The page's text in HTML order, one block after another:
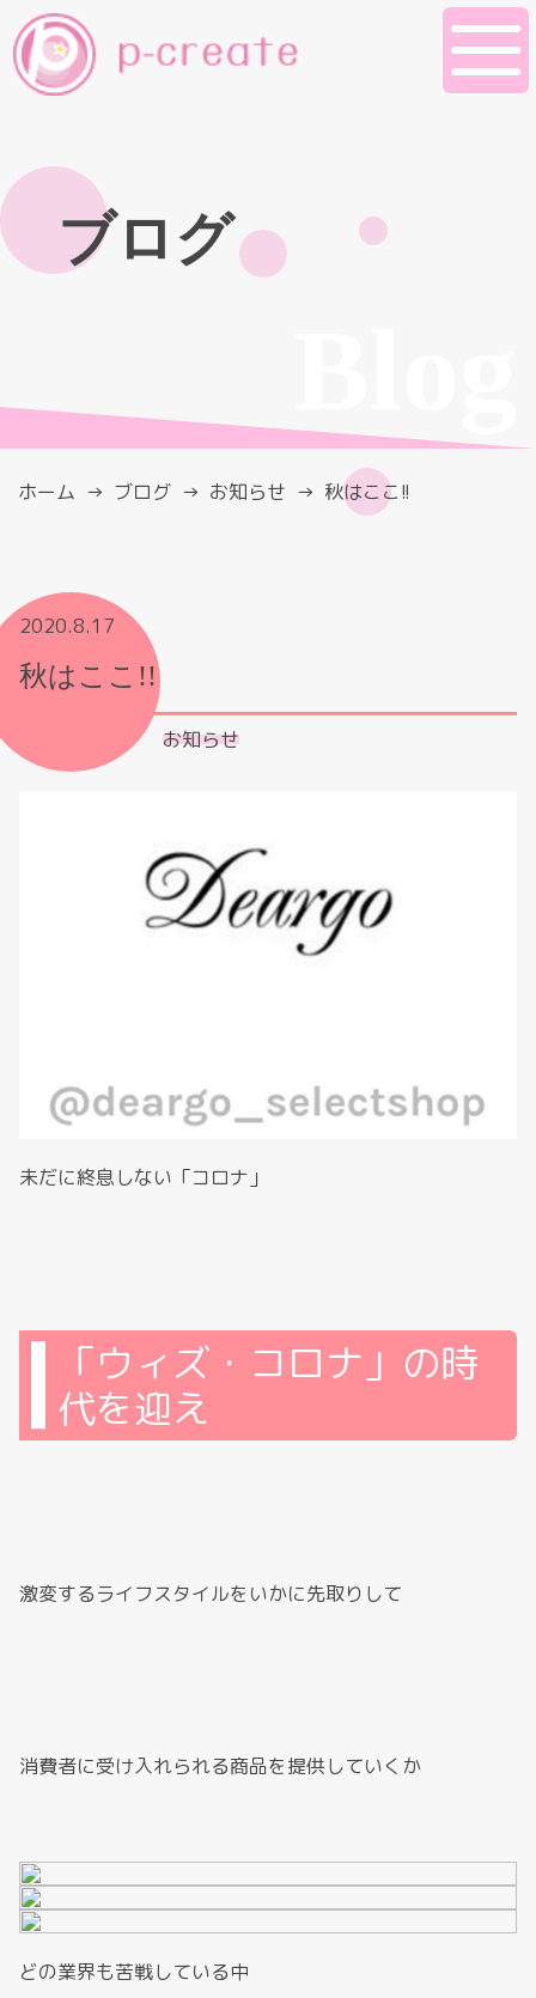
ブログ
ホーム ブログ お知らせ 秋はここ!!
2020.8.17
秋はここ!!
お知らせ
未だに終息しない「コロナ」
「ウィズ・コロナ」の時
代を迎え
激変するライフスタイルをいかに先取りして
消費者に受け入れられる商品を提供していくか
どの業界も苦戦している中